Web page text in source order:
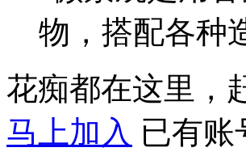
物，搭配各种
花痴都在这里，
马上加入 已有账